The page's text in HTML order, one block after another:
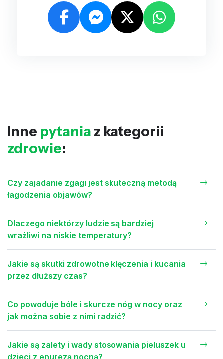
Inne pytania z kategorii
zdrowie:
Czy zajadanie zgagi jest skuteczną metodą
łagodzenia objawów?
Dlaczego niektórzy ludzie są bardziej
wrażliwi na niskie temperatury?
Jakie są skutki zdrowotne klęczenia i kucania
przez dłuższy czas?
Co powoduje bóle i skurcze nóg w nocy oraz
jak można sobie z nimi radzić?
Jakie są zalety i wady stosowania pieluszek u
dzieci z enurezą nocną?